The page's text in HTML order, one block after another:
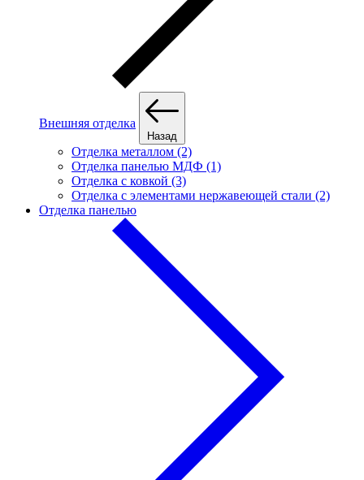
Внешняя отделка
Назад
Отделка металлом (2)
Отделка панелью МДФ (1)
Отделка с ковкой (3)
Отделка с элементами нержавеющей стали (2)
Отделка панелью